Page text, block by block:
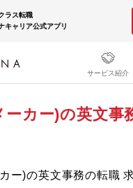
ラス転職
キャリア公式アプリ
サービス紹介
ーカー)の英文事
ー)の英文事務の転職